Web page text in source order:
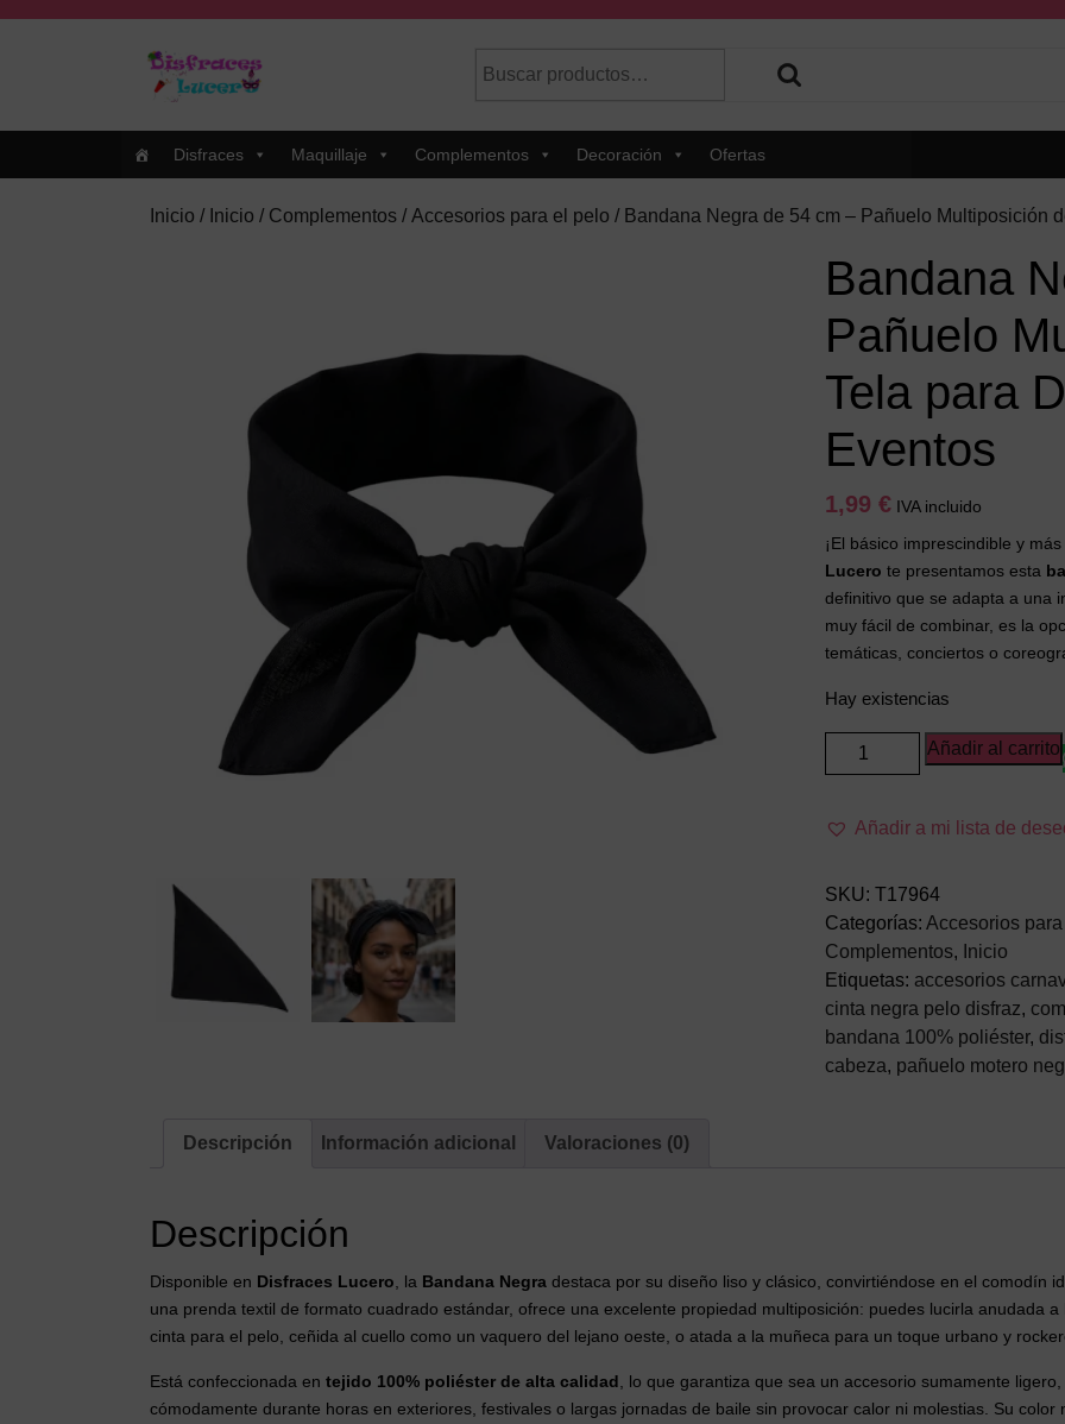
Cuando hay resultados autocompletados, puedes utilizar las
Disfraces Maquillaje Complementos Decoración Ofertas
Inicio / Inicio / Complementos / Accesorios para el pelo / Bandana Negra de 54 cm – Pañuelo Multiposición
Bandana
Pañuelo
Tela para
Eventos
1,99 € IVA incluido
¡El básico imprescindible y
Lucero te presentamos esta
definitivo que se adapta a una
muy fácil de combinar, es la
temáticas, conciertos o
Hay existencias
Bandana
Negra
54
–
Pañuelo
Multiposición
de
Tela
para
Disfraces
Añadir al carrito
Añadir a mi lista de
SKU: T17964
Categorías: Accesorios
Complementos, Inicio
Etiquetas: accesorios
cinta negra pelo disfraz,
bandana 100% poliéster,
cabeza, pañuelo motero
Descripción Información adicional Valoraciones (0)
Descripción
Disponible en Disfraces Lucero , la Bandana Negra destaca por su diseño liso y clásico, convirtiéndose en el comodín
una prenda textil de formato cuadrado estándar, ofrece una excelente propiedad multiposición: puedes lucirla anudada
cinta para el pelo, ceñida al cuello como un vaquero del lejano oeste, o atada a la muñeca para un toque urbano y
Está confeccionada en tejido 100% poliéster de alta calidad , lo que garantiza que sea un accesorio sumamente
cómodamente durante horas en exteriores, festivales o largas jornadas de baile sin provocar calor ni molestias. Su